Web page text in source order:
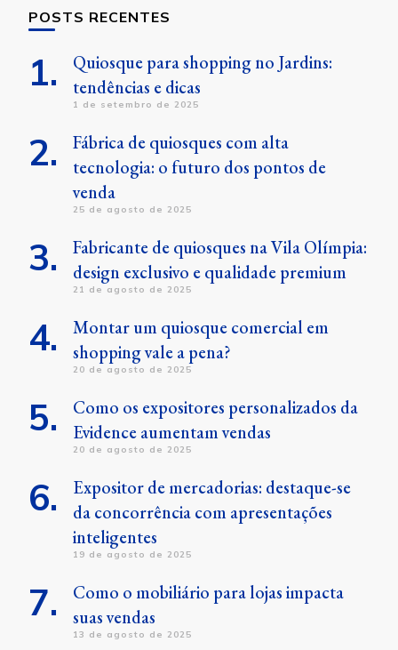
POSTS RECENTES
Quiosque para shopping no Jardins:
tendências e dicas
1 de setembro de 2025
Fábrica de quiosques com alta
tecnologia: o futuro dos pontos de
venda
25 de agosto de 2025
Fabricante de quiosques na Vila Olímpia:
design exclusivo e qualidade premium
21 de agosto de 2025
Montar um quiosque comercial em
shopping vale a pena?
20 de agosto de 2025
Como os expositores personalizados da
Evidence aumentam vendas
20 de agosto de 2025
Expositor de mercadorias: destaque-se
da concorrência com apresentações
inteligentes
19 de agosto de 2025
Como o mobiliário para lojas impacta
suas vendas
13 de agosto de 2025